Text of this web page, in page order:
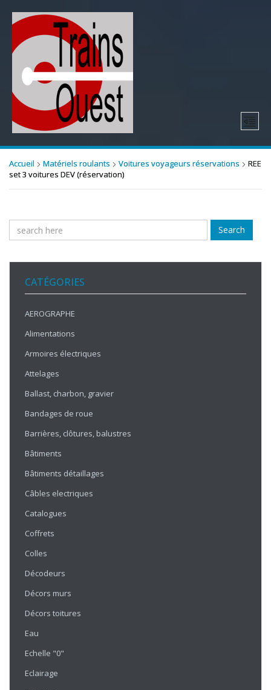
Accueil Matériels roulants Voitures voyageurs réservations
REE
set 3 voitures DEV (réservation)
Search
CATÉGORIES
AEROGRAPHE
Alimentations
Armoires électriques
Attelages
Ballast, charbon, gravier
Bandages de roue
Barrières, clôtures, balustres
Bâtiments
Bâtiments détaillages
Câbles electriques
Catalogues
Coffrets
Colles
Décodeurs
Décors murs
Décors toitures
Eau
Echelle "0"
Eclairage